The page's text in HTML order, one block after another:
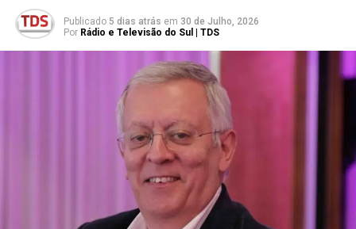
Publicado 5 dias atrás em 30 de Julho, 2026
Por Rádio e Televisão do Sul | TDS